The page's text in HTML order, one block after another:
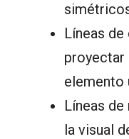
Líneas
proyectar
elemento
Líneas de
la visual